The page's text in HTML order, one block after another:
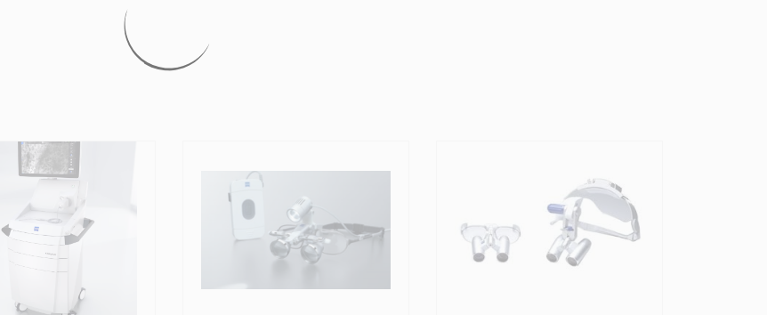
VOIR LE PRODUIT VOIR LE PRODUIT